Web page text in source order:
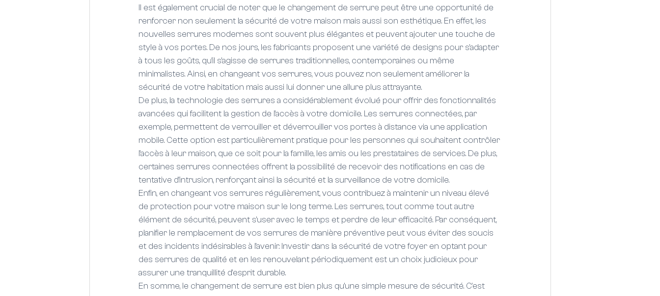
Il est également crucial de noter que le changement de serrure peut être une opportunité de
renforcer non seulement la sécurité de votre maison mais aussi son esthétique. En effet, les
nouvelles serrures modernes sont souvent plus élégantes et peuvent ajouter une touche de
style à vos portes. De nos jours, les fabricants proposent une variété de designs pour s'adapter
à tous les goûts, qu'il s'agisse de serrures traditionnelles, contemporaines ou même
minimalistes. Ainsi, en changeant vos serrures, vous pouvez non seulement améliorer la
sécurité de votre habitation mais aussi lui donner une allure plus attrayante.
De plus, la technologie des serrures a considérablement évolué pour offrir des fonctionnalités
avancées qui facilitent la gestion de l'accès à votre domicile. Les serrures connectées, par
exemple, permettent de verrouiller et déverrouiller vos portes à distance via une application
mobile. Cette option est particulièrement pratique pour les personnes qui souhaitent contrôler
l'accès à leur maison, que ce soit pour la famille, les amis ou les prestataires de services. De plus,
certaines serrures connectées offrent la possibilité de recevoir des notifications en cas de
tentative d'intrusion, renforçant ainsi la sécurité et la surveillance de votre domicile.
Enfin, en changeant vos serrures régulièrement, vous contribuez à maintenir un niveau élevé
de protection pour votre maison sur le long terme. Les serrures, tout comme tout autre
élément de sécurité, peuvent s'user avec le temps et perdre de leur efficacité. Par conséquent,
planifier le remplacement de vos serrures de manière préventive peut vous éviter des soucis
et des incidents indésirables à l'avenir. Investir dans la sécurité de votre foyer en optant pour
des serrures de qualité et en les renouvelant périodiquement est un choix judicieux pour
assurer une tranquillité d'esprit durable.
En somme, le changement de serrure est bien plus qu'une simple mesure de sécurité. C'est